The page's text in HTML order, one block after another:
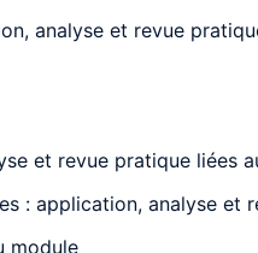
analyse et revue
et revue pratique liées
: application, analyse et
module